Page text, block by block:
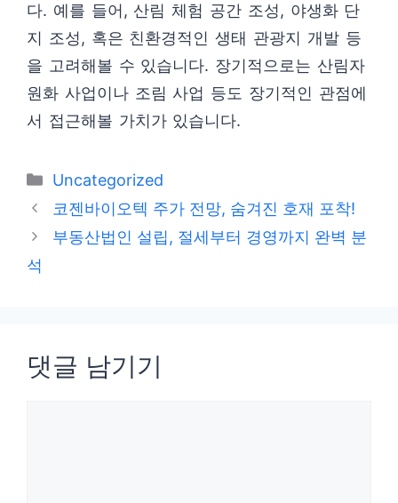
다. 예를 들어, 산림 체험 공간 조성, 야생화 단
지 조성, 혹은 친환경적인 생태 관광지 개발 등
을 고려해볼 수 있습니다. 장기적으로는 산림자
원화 사업이나 조림 사업 등도 장기적인 관점에
서 접근해볼 가치가 있습니다.
카
테
리
Uncategorized
코젠바이오텍 주가 전망, 숨겨진 호재 포착!
부동산법인 설립, 절세부터 경영까지 완벽 분
석
댓글 남기기